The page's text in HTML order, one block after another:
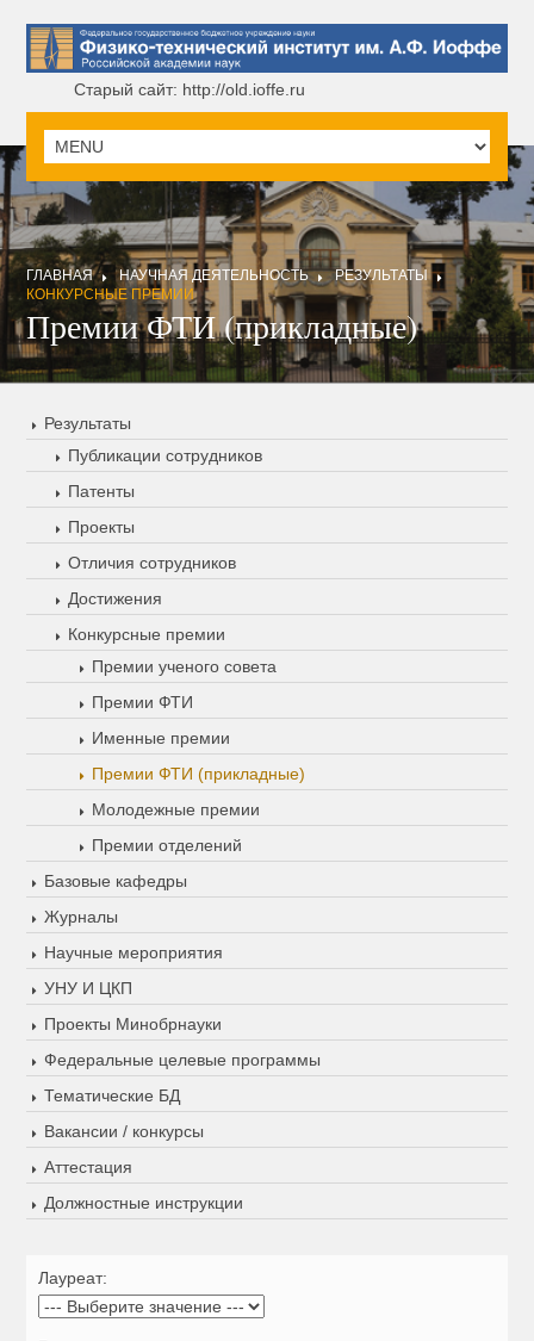
Старый сайт: http://old.ioffe.ru
ГЛАВНАЯ НАУЧНАЯ ДЕЯТЕЛЬНОСТЬ
РЕЗУЛЬТАТЫ
КОНКУРСНЫЕ ПРЕМИИ
Премии ФТИ (прикладные)
Результаты
Публикации сотрудников
Патенты
Проекты
Отличия сотрудников
Достижения
Конкурсные премии
Премии ученого совета
Премии ФТИ
Именные премии
Премии ФТИ (прикладные)
Молодежные премии
Премии отделений
Базовые кафедры
Журналы
Научные мероприятия
УНУ И ЦКП
Проекты Минобрнауки
Федеральные целевые программы
Тематические БД
Вакансии / конкурсы
Аттестация
Должностные инструкции
Лауреат: